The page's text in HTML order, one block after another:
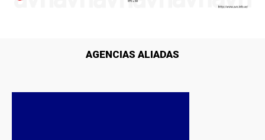
AGENCIAS ALIADAS